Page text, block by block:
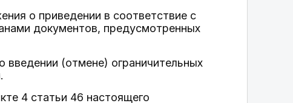
о приведении в соответствие с
документов, предусмотренных
(отмене) ограничительных
4 статьи 46 настоящего